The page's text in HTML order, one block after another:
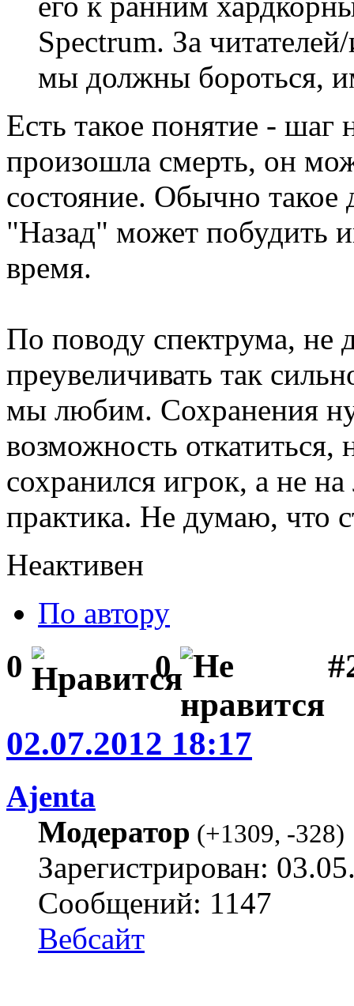
Spectrum. За
мы должны бороться,
Есть такое понятие - шаг
произошла смерть, он
состояние. Обычно такое
"Назад" может побудить
время.
По поводу спектрума, не
преувеличивать так
мы любим. Сохранения
возможность откатиться,
сохранился игрок, а не
практика. Не думаю, что
Неактивен
По автору
0 0
02.07.2012 18:17
Ajenta
Модератор (+1309, -328)
Зарегистрирован:
Сообщений: 1147
Вебсайт